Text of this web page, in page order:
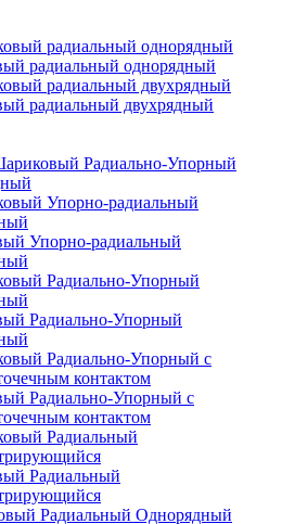
радиальный однорядный
радиальный двухрядный
Радиально-Упорный
Упорно-радиальный
Радиально-Упорный
Радиально-Упорный с
контактом
Радиальный